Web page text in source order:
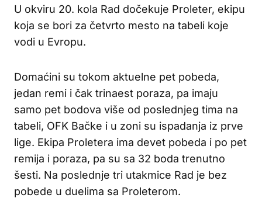
U okviru 20. kola Rad dočekuje Proleter, ekipu
koja se bori za četvrto mesto na tabeli koje
vodi u Evropu.
Domaćini su tokom aktuelne pet pobeda,
jedan remi i čak trinaest poraza, pa imaju
samo pet bodova više od poslednjeg tima na
tabeli, OFK Bačke i u zoni su ispadanja iz prve
lige. Ekipa Proletera ima devet pobeda i po pet
remija i poraza, pa su sa 32 boda trenutno
šesti. Na poslednje tri utakmice Rad je bez
pobede u duelima sa Proleterom.